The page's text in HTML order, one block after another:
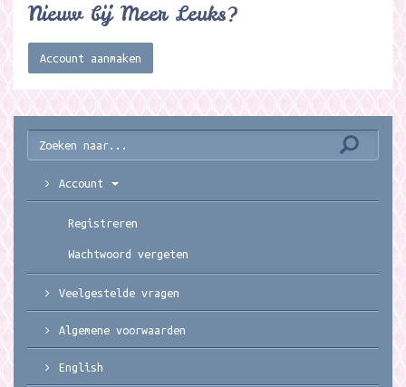
Nieuw bij Meer Leuks?
Account aanmaken
Account
Registreren
Wachtwoord vergeten
Veelgestelde vragen
Algemene voorwaarden
English